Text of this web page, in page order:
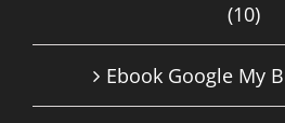
(10)
Ebook Google My